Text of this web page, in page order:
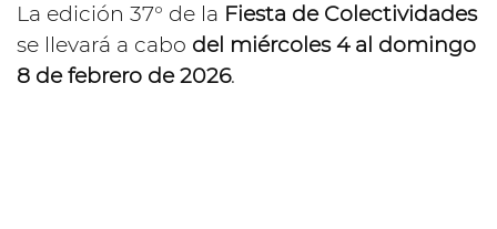
La edición 37° de la Fiesta de Colectividades
se llevará a cabo del miércoles 4 al domingo
8 de febrero de 2026.